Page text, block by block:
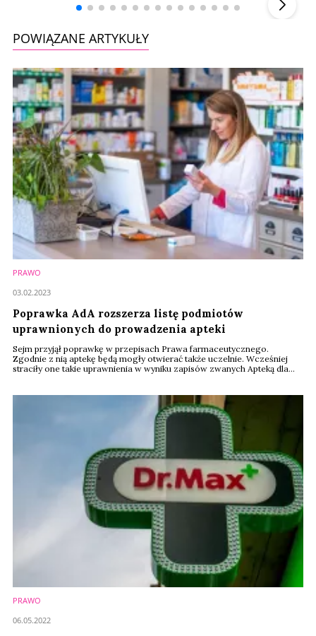
POWIĄZANE ARTYKUŁY
PRAWO
Poprawka AdA rozszerza listę podmiotów
uprawnionych do prowadzenia apteki
Sejm przyjął poprawkę w przepisach Prawa farmaceutycznego.
Zgodnie z nią aptekę będą mogły otwierać także uczelnie. Wcześniej
straciły one takie uprawnienia w wyniku zapisów zwanych Apteką dla
spółek złożonych z tych osób.
03.02.2023
PRAWO
06.05.2022